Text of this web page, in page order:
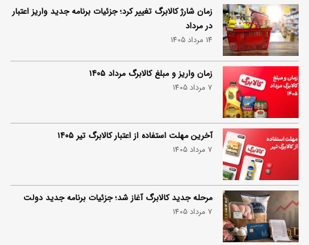
زمان شارژ کالابرگ تغییر کرد؛ جزئیات برنامه جدید واریز اعتبار
در مرداد
14 مرداد 1405
زمان واریز و مبلغ کالابرگ مرداد ۱۴۰۵
7 مرداد 1405
آخرین مهلت استفاده از اعتبار کالابرگ تیر ۱۴۰۵
7 مرداد 1405
مرحله جدید کالابرگ آغاز شد؛ جزئیات برنامه جدید دولت
7 مرداد 1405